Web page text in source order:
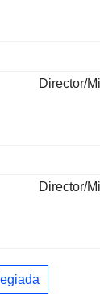
Director/
Director/